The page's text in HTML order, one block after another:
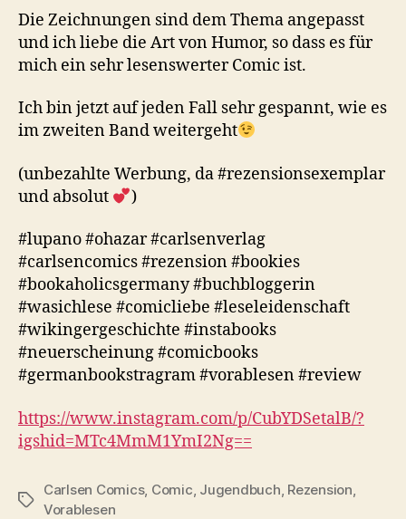
Die Zeichnungen sind dem Thema angepasst
und ich liebe die Art von Humor, so dass es für
mich ein sehr lesenswerter Comic ist.
Ich bin jetzt auf jeden Fall sehr gespannt, wie es
im zweiten Band weitergeht
(unbezahlte Werbung, da #rezensionsexemplar
und absolut
)
#lupano #ohazar #carlsenverlag
#carlsencomics #rezension #bookies
#bookaholicsgermany #buchbloggerin
#wasichlese #comicliebe #leseleidenschaft
#wikingergeschichte #instabooks
#neuerscheinung #comicbooks
#germanbookstragram #vorablesen #review
https://www.instagram.com/p/CubYDSetalB/?
igshid=MTc4MmM1YmI2Ng==
Schlagwörter
Carlsen Comics, Comic Jugendbuch Rezension
Vorablesen